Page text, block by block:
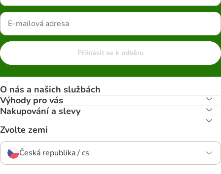
Přihlásit se k odběru
O nás a našich službách
Výhody pro vás
Nakupování a slevy
Zvolte zemi
Česká republika / cs